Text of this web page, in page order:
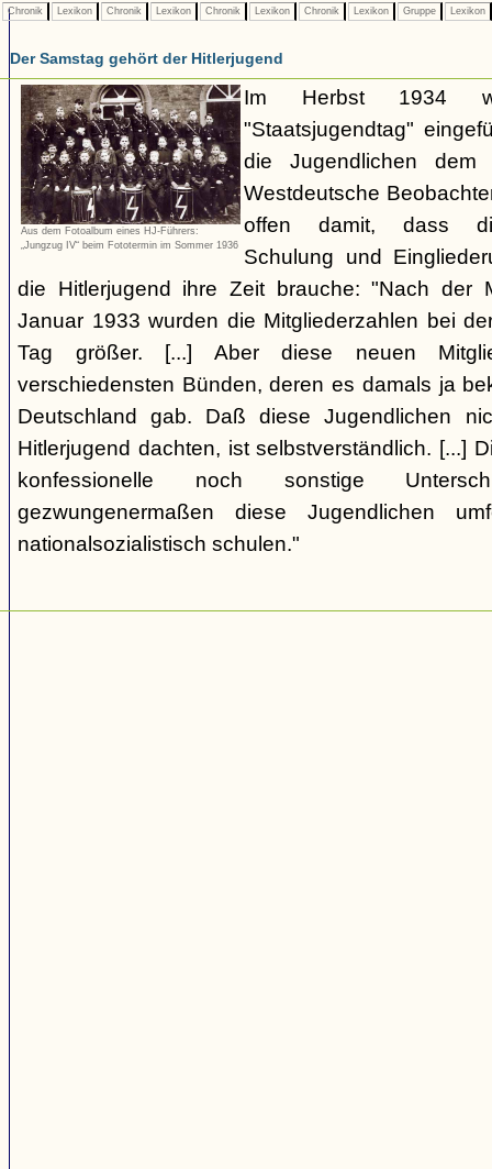
Chronik Lexikon Chronik Lexikon Chronik Lexikon Chronik Lexikon Gruppe Lexikon
Der Samstag gehört der Hitlerjugend
Aus dem Fotoalbum eines HJ-Führers:
„Jungzug IV“ beim Fototermin im Sommer 1936
Im Herbst 1934
"Staatsjugendtag"
die Jugendlichen dem
Westdeutsche
offen damit, dass
Schulung und
die Hitlerjugend ihre Zeit brauche: "Nach der
Januar 1933 wurden die Mitgliederzahlen bei
Tag größer. [...] Aber diese neuen
verschiedensten Bünden, deren es damals ja
Deutschland gab. Daß diese Jugendlichen
Hitlerjugend dachten, ist selbstverständlich. [...]
konfessionelle noch sonstige
gezwungenermaßen diese Jugendlichen
nationalsozialistisch schulen."